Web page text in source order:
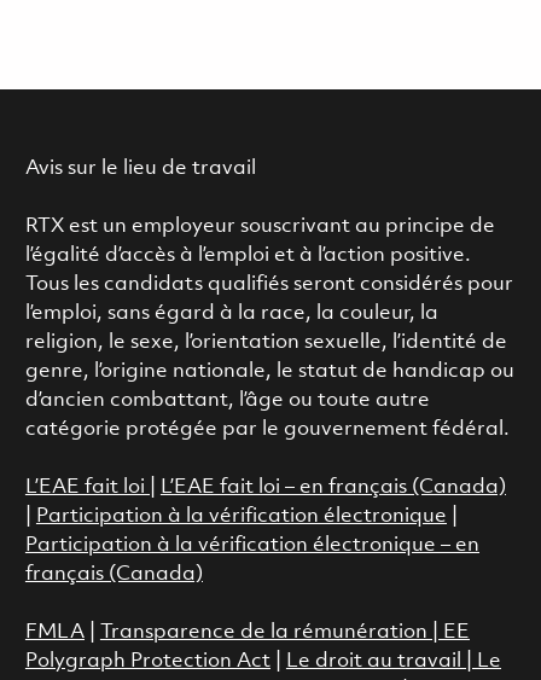
Avis sur le lieu de travail
RTX est un employeur souscrivant au principe de
l’égalité d’accès à l’emploi et à l’action positive.
Tous les candidats qualifiés seront considérés pour
l’emploi, sans égard à la race, la couleur, la
religion, le sexe, l’orientation sexuelle, l’identité de
genre, l’origine nationale, le statut de handicap ou
d’ancien combattant, l’âge ou toute autre
catégorie protégée par le gouvernement fédéral.
L’EAE fait loi
L’EAE fait loi – en français (Canada)
Participation à la vérification électronique
Participation à la vérification électronique – en
français (Canada)
FMLA| Transparence de la rémunération |
EE
Polygraph Protection Act
Le droit au travail
Le